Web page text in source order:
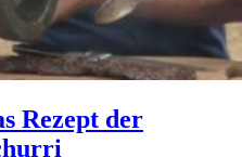
Rezept der